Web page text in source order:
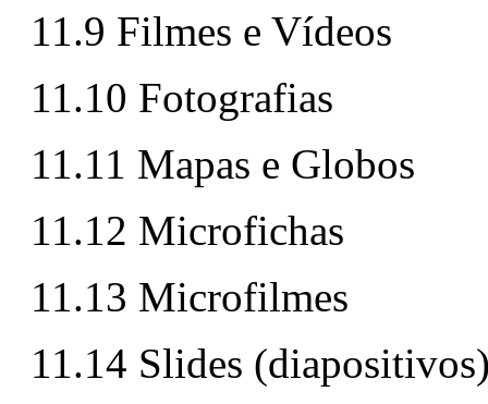
11.9 Filmes e Vídeos
11.10 Fotografias
11.11 Mapas e Globos
11.12 Microfichas
11.13 Microfilmes
11.14 Slides